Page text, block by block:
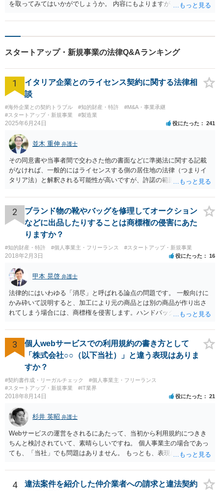
を取ってみてはいかがでしょうか。 内容にもよりますが、レビューの
スタートアップ・新規事業の法律Q&Aランキング
1
イタリア企業とのライセンス契約に関する法律相
談
#海外企業との契約トラブル #知的財産・特許
#M&A・事業承継
#スタートアップ・新規事業
#製造業
2025年6月24日 役にたった 241
並木 重伸 弁護士
その同意書や当事者間で交わさた他の書面などに準拠法に関する記載
がなければ、一般的にはライセンスする側の居住地の法律（つまりイ
タリア法）と解釈される可能性が高いですが、許諾の範囲が日本国内
あります。 なお、仮に日本法になるとしても、新しい会社との間で契
約が有効かどうかは、ライセンスされた権利の種類（著作権、商標
権、特許権など）や契約の時期などを見て判断する必要があります。
いずれにせよ具体的事情が分からないと確定的な回答は難しいと思わ
れますので、弁護士に直接相談されることをお勧めします。
2
ブランド物の靴やバッグを修理してオークション
などに出品したりすることは商標権の侵害にあた
りますか？
#知的財産・特許 #個人事業主・フリーランス #スタートアップ・新規事業
2018年2月3日 役にたった 16
甲本 晃啓 弁護士
法律的にはいわゆる「消尽」と呼ばれる論点の問題です。 一般向けに
かみ砕いて説明すると、加工により元の商品とは別の商品が作り出さ
れてしまう場合には、商標権を侵害します。ハンドバッグをポーチに
ための加工（一般にいう修理）は、商標権を侵害しません。 商標権者
は、その商品を売ったときに対価を回収しているので、商標権は用い
尽くされている（用尽、消尽といいます。）と解釈されます。他方
で、商標権者の預かり知らないところで、販売した商品から別の商品
（コピー品やリメイク品）が作りだされてしまうと、その商品が仮に
酷い品質であれば、商標権者のブランドイメージが傷ついてしまいま
すし、その証商標権者にクレームが来てしまいますので、商標権を侵
害します。その商品が流通すれば商標権（ロゴマーク等）に対する一
般消費者の信頼も害することになります。また、本来商標権者に入る
べき利益が入らないことになります。 修理だけではそのような問題は
生じません。
3
個人webサービスでの利用規約の書き方として
「株式会社○○（以下当社）」と違う表現はありま
すか？
#契約書作成・リーガルチェック
#個人事業主・フリーランス
#スタートアップ・新規事業
#IT業界
2018年8月14日 役にたった 21
杉井 英昭 弁護士
Webサービスの運営をされるにあたって、当初から利用規約につきき
ちんと検討されていて、素晴らしいですね。 個人事業主の場合であっ
ても、「当社」でも問題はありません。 もっとも、表現に違和感があ
さんが「ABCウェブサービス」の屋号で事業を運営する際には、「当
社」の代わりに「ABCウェブサービス」とか「ABCWS」を使う等で
4
違法案件を紹介した仲介業者への請求と違法契約